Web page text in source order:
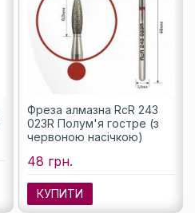
Фреза алмазна RcR 243
023R Полум'я гостре (з
червоною насічкою)
48 грн.
КУПИТИ